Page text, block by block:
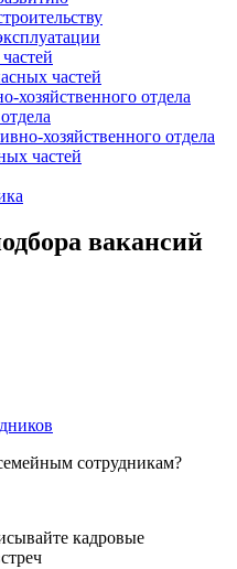
частей
хозяйственного отдела
хозяйственного отдела
частей
вакансий
сотрудникам?
кадровые